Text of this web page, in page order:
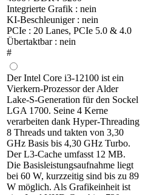
Integrierte Grafik : nein
KI-Beschleuniger : nein
PCIe : 20 Lanes, PCIe 5.0 & 4.0
Übertaktbar : nein
#
Der Intel Core i3-12100 ist ein
Vierkern-Prozessor der Alder
Lake-S-Generation für den Sockel
LGA 1700. Seine 4 Kerne
verarbeiten dank Hyper-Threading
8 Threads und takten von 3,30
GHz Basis bis 4,30 GHz Turbo.
Der L3-Cache umfasst 12 MB.
Die Basisleistungsaufnahme liegt
bei 60 W, kurzzeitig sind bis zu 89
W möglich. Als Grafikeinheit ist